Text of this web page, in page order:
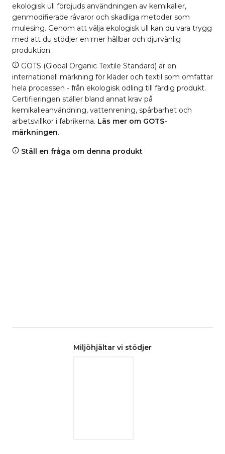
ekologisk ull förbjuds användningen av kemikalier,
genmodifierade råvaror och skadliga metoder som
mulesing. Genom att välja ekologisk ull kan du vara trygg
med att du stödjer en mer hållbar och djurvänlig
produktion.
GOTS (Global Organic Textile Standard) är en
internationell märkning för kläder och textil som omfattar
hela processen - från ekologisk odling till färdig produkt.
Certifieringen ställer bland annat krav på
kemikalieanvändning, vattenrening, spårbarhet och
arbetsvillkor i fabrikerna. Läs mer om GOTS-
märkningen.
Ställ en fråga om denna produkt
Miljöhjältar vi stödjer